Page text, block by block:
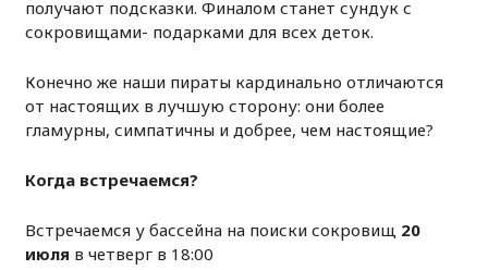
получают подсказки. Финалом станет сундук с
сокровищами- подарками для всех деток.
Конечно же наши пираты кардинально отличаются
от настоящих в лучшую сторону: они более
гламурны, симпатичны и добрее, чем настоящие?
Когда встречаемся?
Встречаемся у бассейна на поиски сокровищ 20
июля в четверг в 18:00